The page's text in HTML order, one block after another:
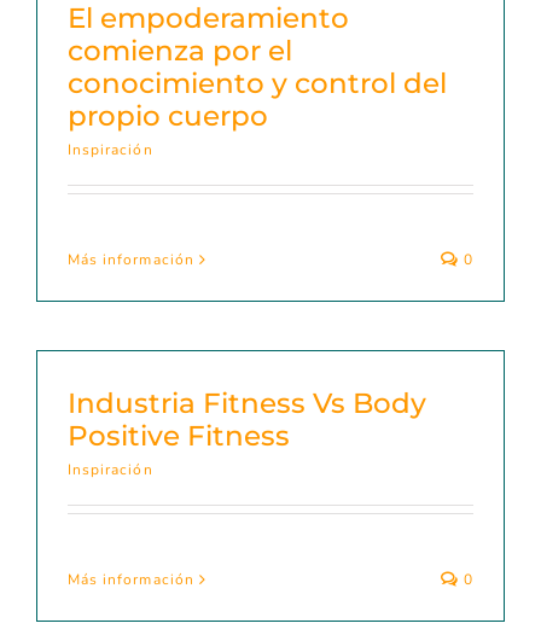
El empoderamiento
comienza por el
conocimiento y control del
propio cuerpo
Inspiración
Más información 0
Industria Fitness Vs Body
Positive Fitness
Inspiración
Más información 0